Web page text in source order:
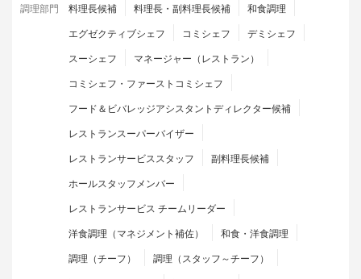
調理部門 料理長候補 料理長・副料理長候補
和食調理
エグゼクティブシェフ
コミシェフ
デミシェフ
スーシェフ
マネージャー（レストラン）
コミシェフ・ファーストコミシェフ
フード＆ビバレッジアシスタントディレクター候補
レストランスーパーバイザー
レストランサービススタッフ
副料理長候補
ホールスタッフメンバー
レストランサービス チームリーダー
洋食調理（マネジメント補佐）
和食・洋食調理
調理（チーフ）
調理（スタッフ～チーフ）